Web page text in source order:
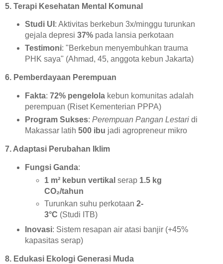
5. Terapi Kesehatan Mental Komunal
Studi UI : Aktivitas berkebun 3x/minggu turunkan
gejala depresi 37%pada lansia perkotaan
Testimoni: "Berkebun menyembuhkan trauma
PHK saya" (Ahmad, 45, anggota kebun Jakarta)
6. Pemberdayaan Perempuan
Fakta: 72% pengelolakebun komunitas adalah
perempuan (Riset Kementerian PPPA)
Program Sukses: Perempuan Pangan Lestaridi
Makassar latih 500 ibu jadi agropreneur mikro
7. Adaptasi Perubahan Iklim
Fungsi Ganda:
1 m² kebun vertikal serap 1.5 kg
CO₂/tahun
Turunkan suhu perkotaan2-
3°C (Studi ITB)
Inovasi: Sistem resapan air atasi banjir (+45%
kapasitas serap)
8. Edukasi Ekologi Generasi Muda